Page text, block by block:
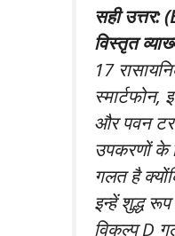
सही उत्तर:
विस्तृत
17
स्मार्टफोन,
और पवन
उपकरणों के
गलत है
इन्हें शुद्ध
विकल्प D